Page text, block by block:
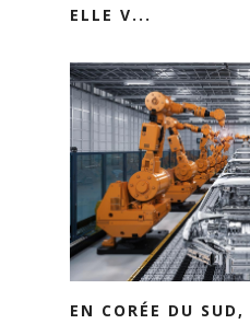
ELLE V...
EN CORÉE DU SUD,